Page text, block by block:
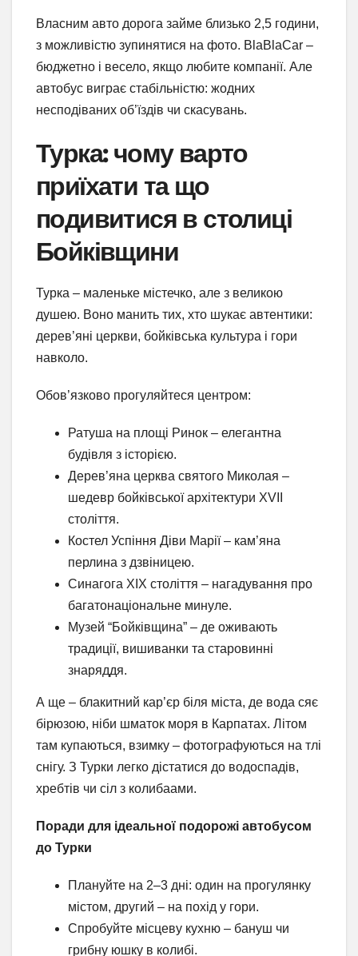
Власним авто дорога займе близько 2,5 години,
з можливістю зупинятися на фото. BlaBlaCar –
бюджетно і весело, якщо любите компанії. Але
автобус виграє стабільністю: жодних
несподіваних об’їздів чи скасувань.
Турка: чому варто
приїхати та що
подивитися в столиці
Бойківщини
Турка – маленьке містечко, але з великою
душею. Воно манить тих, хто шукає автентики:
дерев’яні церкви, бойківська культура і гори
навколо.
Обов’язково прогуляйтеся центром:
Ратуша на площі Ринок – елегантна
будівля з історією.
Дерев’яна церква святого Миколая –
шедевр бойківської архітектури XVII
століття.
Костел Успіння Діви Марії – кам’яна
перлина з дзвіницею.
Синагога XIX століття – нагадування про
багатонаціональне минуле.
Музей “Бойківщина” – де оживають
традиції, вишиванки та старовинні
знаряддя.
А ще – блакитний кар’єр біля міста, де вода сяє
бірюзою, ніби шматок моря в Карпатах. Літом
там купаються, взимку – фотографуються на тлі
снігу. З Турки легко дістатися до водоспадів,
хребтів чи сіл з колибаами.
Поради для ідеальної подорожі автобусом
до Турки
Плануйте на 2–3 дні: один на прогулянку
містом, другий – на похід у гори.
Спробуйте місцеву кухню – бануш чи
грибну юшку в колибі.